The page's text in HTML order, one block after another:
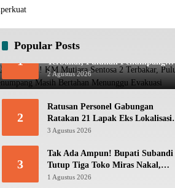
Popular Posts
1
Mencekam! KM Mutiara Sentosa 2
Terbakar, Puluhan Penumpang
Masih Bertahan Menunggu
Evakuasi
2 Agustus 2026
2
Ratusan Personel Gabungan
Ratakan 21 Lapak Eks Lokalisasi
Krengseng
3 Agustus 2026
3
Tak Ada Ampun! Bupati Subandi
Tutup Tiga Toko Miras Nakal,
Ratusan Botol Disita
1 Agustus 2026